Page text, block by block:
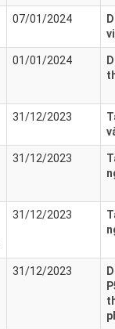
07/01/2024
01/01/2024
31/12/2023
31/12/2023
31/12/2023
31/12/2023